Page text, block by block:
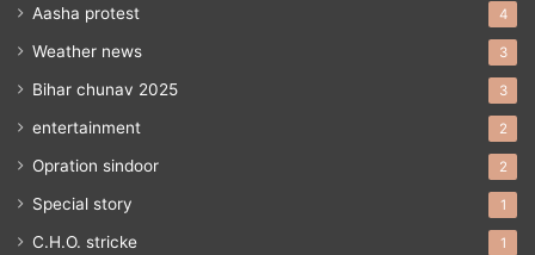
Aasha protest 4
Weather news 3
Bihar chunav 2025 3
entertainment 2
Opration sindoor 2
Special story 1
C.H.O. stricke 1